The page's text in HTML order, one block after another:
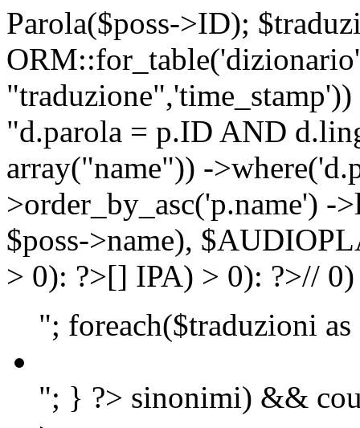
Parola($poss->ID);
"d.parola = p.ID AND
array("name")) -
>order_by_asc('p.name')
$poss->name),
> 0): ?>[] IPA) > 0): ?>//
"; foreach($traduzioni
"; } ?> sinonimi) &&